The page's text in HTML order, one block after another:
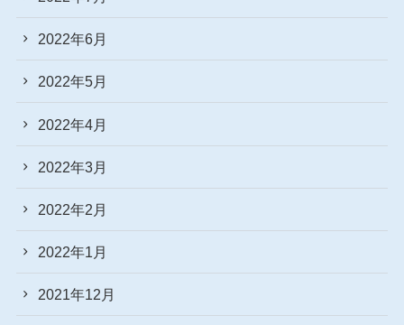
2022年6月
2022年5月
2022年4月
2022年3月
2022年2月
2022年1月
2021年12月